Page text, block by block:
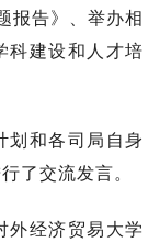
报告》、举办相
科建设和人才培
划和各司局自身
了交流发言。
外经济贸易大学